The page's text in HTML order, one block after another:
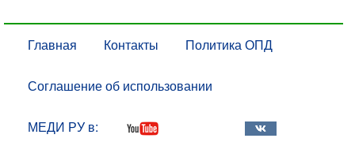
Главная Контакты Политика ОПД
Соглашение об использовании
МЕДИ РУ в: